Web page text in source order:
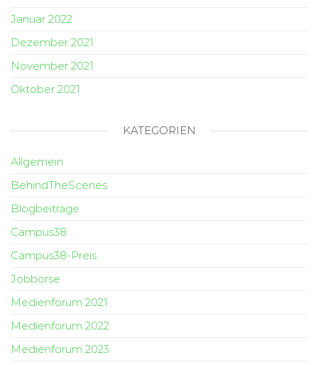
Januar 2022
Dezember 2021
November 2021
Oktober 2021
KATEGORIEN
Allgemein
BehindTheScenes
Blogbeiträge
Campus38
Campus38-Preis
Jobbörse
Medienforum 2021
Medienforum 2022
Medienforum 2023